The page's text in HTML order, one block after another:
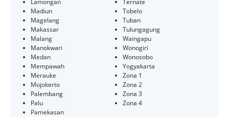
Lamongan
Madiun
Magelang
Makassar
Malang
Manokwari
Medan
Mempawah
Merauke
Mojokerto
Palembang
Palu
Pamekasan
Ternate
Tobelo
Tuban
Tulungagung
Waingapu
Wonogiri
Wonosobo
Yogyakarta
Zona 1
Zona 2
Zona 3
Zona 4